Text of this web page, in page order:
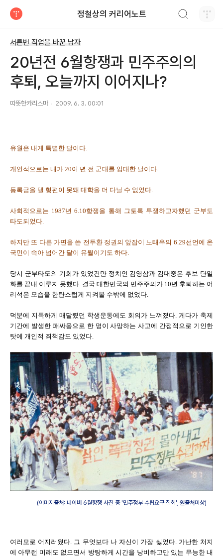
정철상의 커리어노트
서른번 직업을 바꾼 남자
20년전 6월항쟁과 민주주의의
후퇴, 오늘까지 이어지나?
따뜻한카리스마 2009. 6. 3. 00:01
유월은 내게 특별한 달이다.
개인적으로는 내가 20여 년 전 군대를 입대한 달이다.
등록금을 댈 형편이 못돼 대학을 더 다닐 수 없었다.
사회적으로는 1987년 6.10항쟁을 통해 그토록 투쟁하고자했던 군부도
타도되었다.
하지만 또 다른 가면을 쓴 전두환 정권의 앞잡이 노태우의 6.29선언에 온
국민이 속아 넘어간 달이 유월이기도 하다.
당시 군부타도의 기회가 있었건만 정치인 김영삼과 김대중은 후보 단일
화를 끝내 이루지 못했다. 결국 대한민국의 민주주의가 10년 후퇴하는 어
리석은 모습을 한탄스럽게 지켜볼 수밖에 없었다.
덕분에 지독하게 매달렸던 학생운동에도 회의가 느껴졌다. 게다가 축제
기간에 발생한 패싸움으로 한 명이 사망하는 사고에 간접적으로 기인한
탓에 개인적 죄책감도 있었다.
(이미지출처: 네이버 6월항쟁 사진 중 '민주정부 수립요구 집회', 원출처미상)
여러모로 어지러웠다. 그 무엇보다 나 자신이 가장 싫었다. 가난한 처지
에 아무런 미래도 없으면서 방탕하게 시간을 낭비하고만 있는 무능한 내